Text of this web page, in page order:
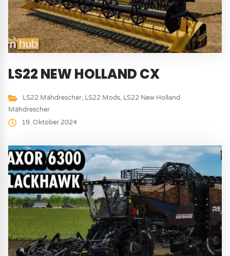
LS22 NEW HOLLAND CX
LS22 Mähdrescher, LS22 Mods, LS22 New Holland
Mähdrescher
19. Oktober 2024